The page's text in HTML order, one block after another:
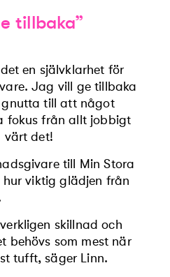
tillbaka”
en självklarhet för
Jag vill ge tillbaka
till att något
fokus från allt jobbigt
värt det!
till Min Stora
viktig glädjen från
skillnad och
behövs som mest när
tufft, säger Linn.